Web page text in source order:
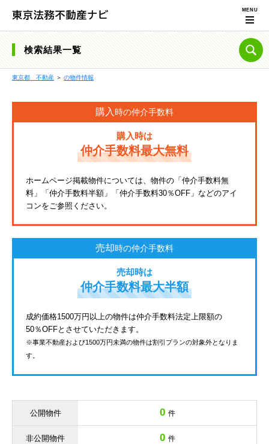
検索結果一覧
東京都 不動産 ＞ の物件情報
購入時の仲介手数料
購入時は
仲介手数料最大無料
ホームページ掲載物件については、物件の「仲介手数料無
料」「仲介手数料半額」「仲介手数料30％OFF」などのアイ
コンをご参照ください。
売却時の仲介手数料
売却時は
仲介手数料最大半額
成約価格1500万円以上の物件は仲介手数料法定上限額の
50％OFFとさせていただきます。
※事業不動産および1500万円未満の物件は割引プランの対象外となりま
す。
公開物件 0 件
非公開物件 0 件